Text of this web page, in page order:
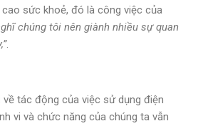
sức khoẻ, đó là công việc của
chúng tôi nên giành nhiều sự quan
.
tác động của việc sử dụng điện
vi và chức năng của chúng ta vẫn